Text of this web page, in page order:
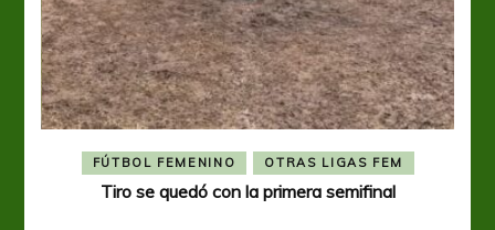
FÚTBOL FEMENINO OTRAS LIGAS FEM
Tiro se quedó con la primera semifinal